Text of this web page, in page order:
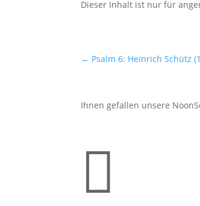
Dieser Inhalt ist nur für
← Psalm 6: Heinrich Schütz
Ihnen gefallen unsere
